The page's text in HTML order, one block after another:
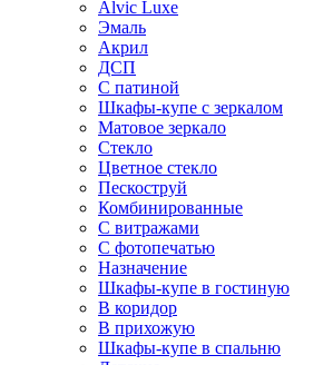
Alvic Luxe
Эмаль
Акрил
ДСП
С патиной
Шкафы-купе с зеркалом
Матовое зеркало
Стекло
Цветное стекло
Пескоструй
Комбинированные
С витражами
С фотопечатью
Назначение
Шкафы-купе в гостиную
В коридор
В прихожую
Шкафы-купе в спальню